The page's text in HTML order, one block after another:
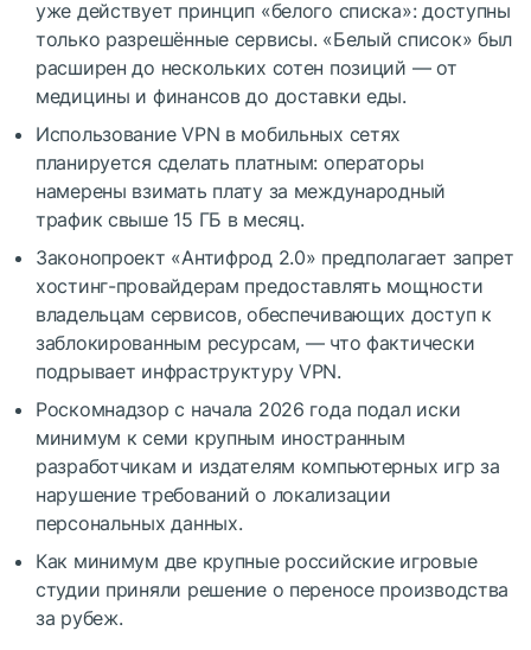
уже действует принцип «белого списка»: доступны
только разрешённые сервисы. «Белый список» был
расширен до нескольких сотен позиций — от
медицины и финансов до доставки еды.
Использование VPN в мобильных сетях
планируется сделать платным: операторы
намерены взимать плату за международный
трафик свыше 15 ГБ в месяц.
Законопроект «Антифрод 2.0» предполагает запрет
хостинг-провайдерам предоставлять мощности
владельцам сервисов, обеспечивающих доступ к
заблокированным ресурсам, — что фактически
подрывает инфраструктуру VPN.
Роскомнадзор с начала 2026 года подал иски
минимум к семи крупным иностранным
разработчикам и издателям компьютерных игр за
нарушение требований о локализации
персональных данных.
Как минимум две крупные российские игровые
студии приняли решение о переносе производства
за рубеж.